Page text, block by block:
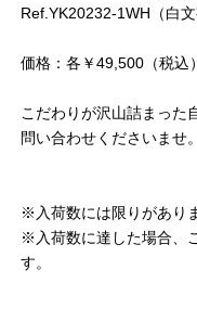
Ref.YK20232-1WH（白文
価格：各￥49,500（税込）
こだわりが沢山詰まった
問い合わせくださいませ。
※入荷数には限りがあり
※入荷数に達した場合、
す。